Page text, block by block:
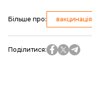
Більше про: вакцинація
Поділитися: